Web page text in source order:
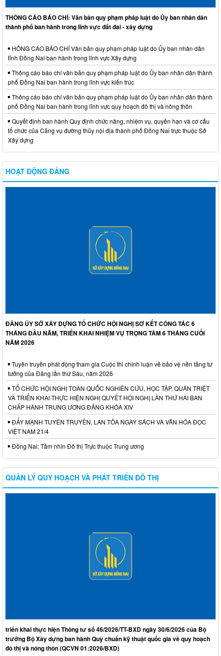
THÔNG CÁO BÁO CHÍ: Văn bản quy phạm pháp luật do Ủy ban nhân dân
thành phố ban hành trong lĩnh vực đất đai - xây dựng
HÔNG CÁO BÁO CHÍ Văn bản quy phạm pháp luật do Ủy ban nhân dân
tỉnh Đồng Nai ban hành trong lĩnh vực Xây dựng
Thông cáo báo chí văn bản quy phạm pháp luật do Ủy ban nhân dân thành
phố Đồng Nai ban hành trong lĩnh vực kiến trúc
Thông cáo báo chí văn bản quy phạm pháp luật do Ủy ban nhân dân thành
phố Đồng Nai ban hành trong lĩnh vực quy hoạch đô thị và nông thôn
Quyết định ban hành Quy định chức năng, nhiệm vụ, quyền hạn và cơ cấu
tổ chức của Cảng vụ đường thủy nội địa thành phố Đồng Nai trực thuộc Sở
Xây dựng
HOẠT ĐỘNG ĐẢNG
ĐẢNG ỦY SỞ XÂY DỰNG TỔ CHỨC HỘI NGHỊ SƠ KẾT CÔNG TÁC 6
THÁNG ĐẦU NĂM, TRIỂN KHAI NHIỆM VỤ TRỌNG TÂM 6 THÁNG CUỐI
NĂM 2026
Tuyên truyền phát động tham gia Cuộc thi chính luận về bảo vệ nền tảng tư
tưởng của Đảng lần thứ Sáu, năm 2026
TỔ CHỨC HỘI NGHỊ TOÀN QUỐC NGHIÊN CỨU, HỌC TẬP, QUÁN TRIỆT
VÀ TRIỂN KHAI THỰC HIỆN NGHỊ QUYẾT HỘI NGHỊ LẦN THỨ HAI BAN
CHẤP HÀNH TRUNG ƯƠNG ĐẢNG KHÓA XIV
ĐẨY MẠNH TUYÊN TRUYỀN, LAN TỎA NGÀY SÁCH VÀ VĂN HÓA ĐỌC
VIỆT NAM 21/4
Đồng Nai: Tầm nhìn Đô thị Trực thuộc Trung ương
QUẢN LÝ QUY HOẠCH VÀ PHÁT TRIỂN ĐÔ THỊ
triển khai thực hiện Thông tư số 46/2026/TT-BXD ngày 30/6/2026 của Bộ
trưởng Bộ Xây dựng ban hành Quy chuẩn kỹ thuật quốc gia về quy hoạch
đô thị và nông thôn (QCVN 01:2026/BXD)